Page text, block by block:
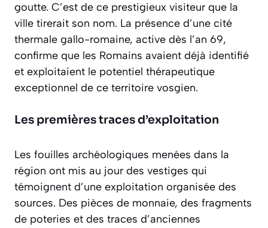
goutte. C’est de ce prestigieux visiteur que la
ville tirerait son nom. La présence d’une cité
thermale gallo-romaine, active dès l’an 69,
confirme que les Romains avaient déjà identifié
et exploitaient le potentiel thérapeutique
exceptionnel de ce territoire vosgien.
Les premières traces d’exploitation
Les fouilles archéologiques menées dans la
région ont mis au jour des vestiges qui
témoignent d’une exploitation organisée des
sources. Des pièces de monnaie, des fragments
de poteries et des traces d’anciennes